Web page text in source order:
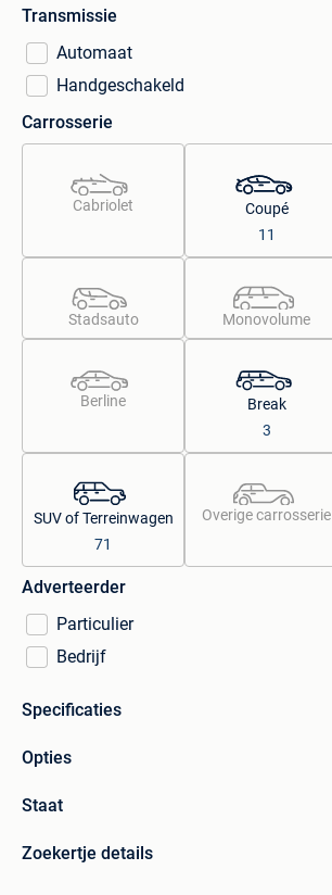
Transmissie
Automaat
Handgeschakeld
Carrosserie
Cabriolet
Coupé
11
Stadsauto Monovolume
Berline
Break
3
SUV of Terreinwagen
71
Overige carrosserie
Adverteerder
Particulier
Bedrijf
Specificaties
Opties
Staat
Zoekertje details